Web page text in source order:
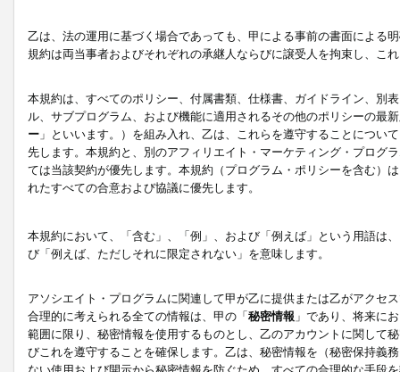
乙は、法の運用に基づく場合であっても、甲による事前の書面による
規約は両当事者およびそれぞれの承継人ならびに譲受人を拘束し、こ
本規約は、すべてのポリシー、付属書類、仕様書、ガイドライン、別
ル、サブプログラム、および機能に適用されるその他のポリシーの最
ー 」といいます。）を組み入れ、乙は、これらを遵守することにつ
先します。本規約と、別のアフィリエイト・マーケティング・プログ
ては当該契約が優先します。本規約（プログラム・ポリシーを含む）
れたすべての合意および協議に優先します。
本規約において、「含む」、「例」、および「例えば」という用語は
び「例えば、ただしそれに限定されない」を意味します。
アソシエイト・プログラムに関連して甲が乙に提供または乙がアクセ
合理的に考えられる全ての情報は、甲の「秘密情報 」であり、将来に
範囲に限り、秘密情報を使用するものとし、乙のアカウントに関して
びこれを遵守することを確保します。乙は、秘密情報を（秘密保持義